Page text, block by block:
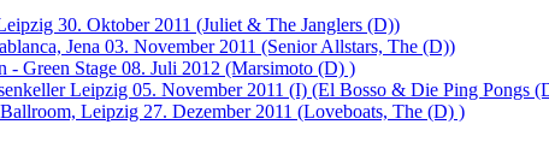
30. Oktober 2011 (Juliet & The Janglers (D))
Jena 03. November 2011 (Senior Allstars, The (D))
- Green Stage 08. Juli 2012 (Marsimoto (D) )
Leipzig 05. November 2011 (I) (El Bosso & Die Ping Pongs
Leipzig 27. Dezember 2011 (Loveboats, The (D) )